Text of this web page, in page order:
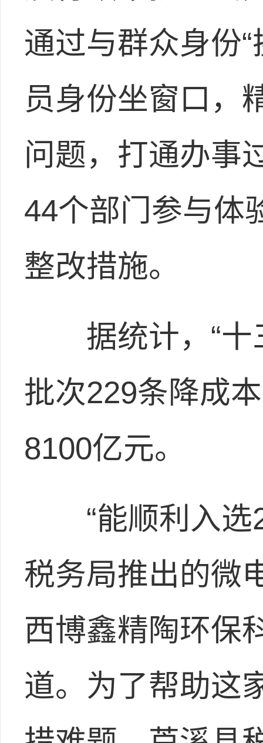
通过与群众身份
员身份坐窗口，
问题，打通办事
44个部门参与体
整改措施。
据统计，“十
批次229条降成
8100亿元。
“能顺利入选
税务局推出的微
西博鑫精陶环保
道。为了帮助这